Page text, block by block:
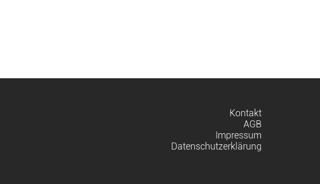
Navigation
überspringen
Kontakt
AGB
Impressum
Datenschutzerklärung